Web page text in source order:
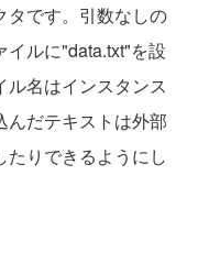
タです。引数なしの
ルに"data.txt"を設
名はインスタンス
んだテキストは外部
りできるようにし